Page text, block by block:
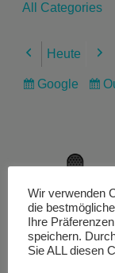
All Categories
Previous
Heute Next
Subscribe
Google
Wir verwenden
die
Ihre
speichern.
Sie ALL diesen